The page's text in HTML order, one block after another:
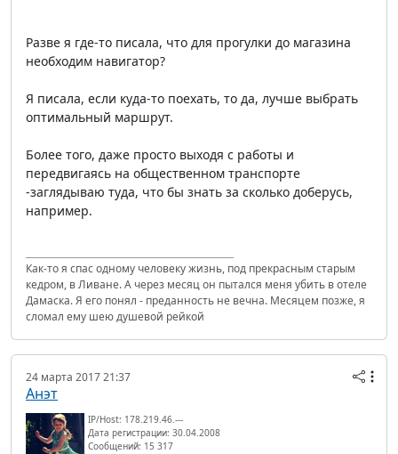
Разве я где-то писала, что для прогулки до магазина
необходим навигатор?
Я писала, если куда-то поехать, то да, лучше выбрать
оптимальный маршрут.
Более того, даже просто выходя с работы и
передвигаясь на общественном транспорте
-заглядываю туда, что бы знать за сколько доберусь,
например.
Как-то я спас одному человеку жизнь, под прекрасным старым
кедром, в Ливане. А через месяц он пытался меня убить в отеле
Дамаска. Я его понял - преданность не вечна. Месяцем позже, я
сломал ему шею душевой рейкой
24 марта 2017 21:37
Анэт
IP/Host: 178.219.46.---
Дата регистрации: 30.04.2008
Сообщений: 15 317